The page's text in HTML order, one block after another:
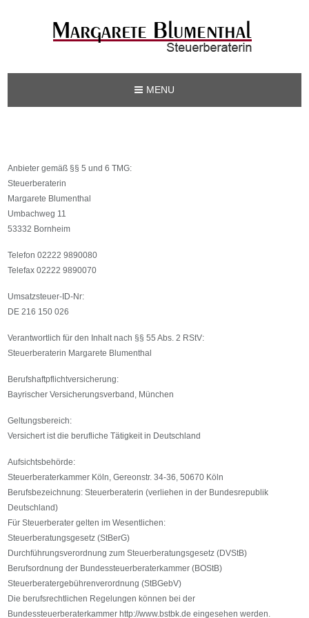
MENU
Anbieter gemäß §§ 5 und 6 TMG:
Steuerberaterin
Margarete Blumenthal
Umbachweg 11
53332 Bornheim
Telefon 02222 9890080
Telefax 02222 9890070
Umsatzsteuer-ID-Nr:
DE 216 150 026
Verantwortlich für den Inhalt nach §§ 55 Abs. 2 RStV:
Steuerberaterin Margarete Blumenthal
Berufshaftpflichtversicherung:
Bayrischer Versicherungsverband, München
Geltungsbereich:
Versichert ist die berufliche Tätigkeit in Deutschland
Aufsichtsbehörde:
Steuerberaterkammer Köln, Gereonstr. 34-36, 50670 Köln
Berufsbezeichnung: Steuerberaterin (verliehen in der Bundesrepublik
Deutschland)
Für Steuerberater gelten im Wesentlichen:
Steuerberatungsgesetz (StBerG)
Durchführungsverordnung zum Steuerberatungsgesetz (DVStB)
Berufsordnung der Bundessteuerberaterkammer (BOStB)
Steuerberatergebührenverordnung (StBGebV)
Die berufsrechtlichen Regelungen können bei der
Bundessteuerberaterkammer http://www.bstbk.de eingesehen werden.